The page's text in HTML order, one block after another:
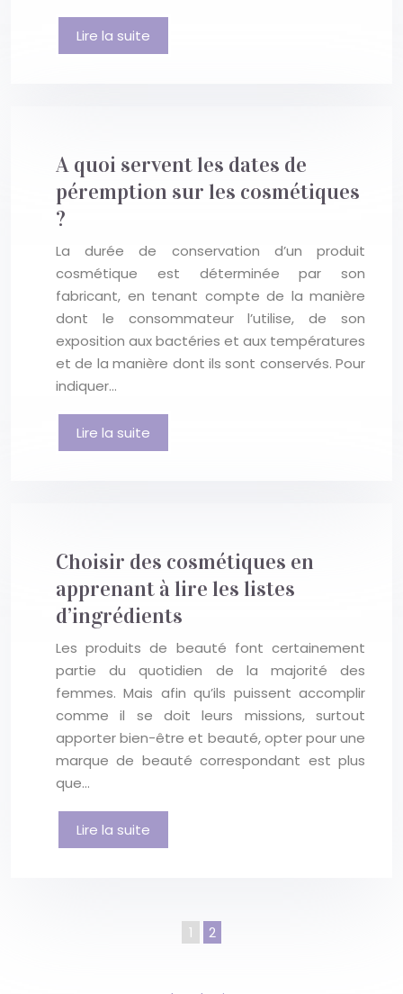
Lire la suite
A quoi servent les dates de
péremption sur les cosmétiques
?
La durée de conservation d’un produit
cosmétique est déterminée par son
fabricant, en tenant compte de la manière
dont le consommateur l’utilise, de son
exposition aux bactéries et aux températures
et de la manière dont ils sont conservés. Pour
indiquer…
Lire la suite
Choisir des cosmétiques en
apprenant à lire les listes
d’ingrédients
Les produits de beauté font certainement
partie du quotidien de la majorité des
femmes. Mais afin qu’ils puissent accomplir
comme il se doit leurs missions, surtout
apporter bien-être et beauté, opter pour une
marque de beauté correspondant est plus
que…
Lire la suite
1 2